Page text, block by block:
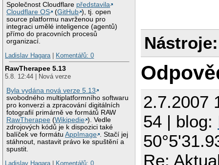
Společnost Cloudflare představila
Cloudflare OS
(GitHub ), tj. open
source platformu navrženou pro
integraci umělé inteligence (agentů)
přímo do pracovních procesů
organizací.
Ladislav Hagara| Komentářů: 0
RawTherapee 5.13
5.8. 12:44 | Nová verze
Byla vydána nová verze 5.13
svobodného multiplatformního softwaru
pro konverzi a zpracování digitálních
fotografií primárně ve formátů RAW
RawTherapee (Wikipedie ). Vedle
zdrojových kódů je k dispozici také
balíček ve formátuAppImage
. Stačí jej
stáhnout, nastavit právo ke spuštění a
spustit.
Ladislav Hagara| Komentářů: 0
Nástroje:
2.7.2007
54 | blog:
Re: